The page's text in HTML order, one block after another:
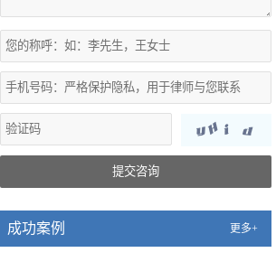
提交咨询
成功案例 更多+